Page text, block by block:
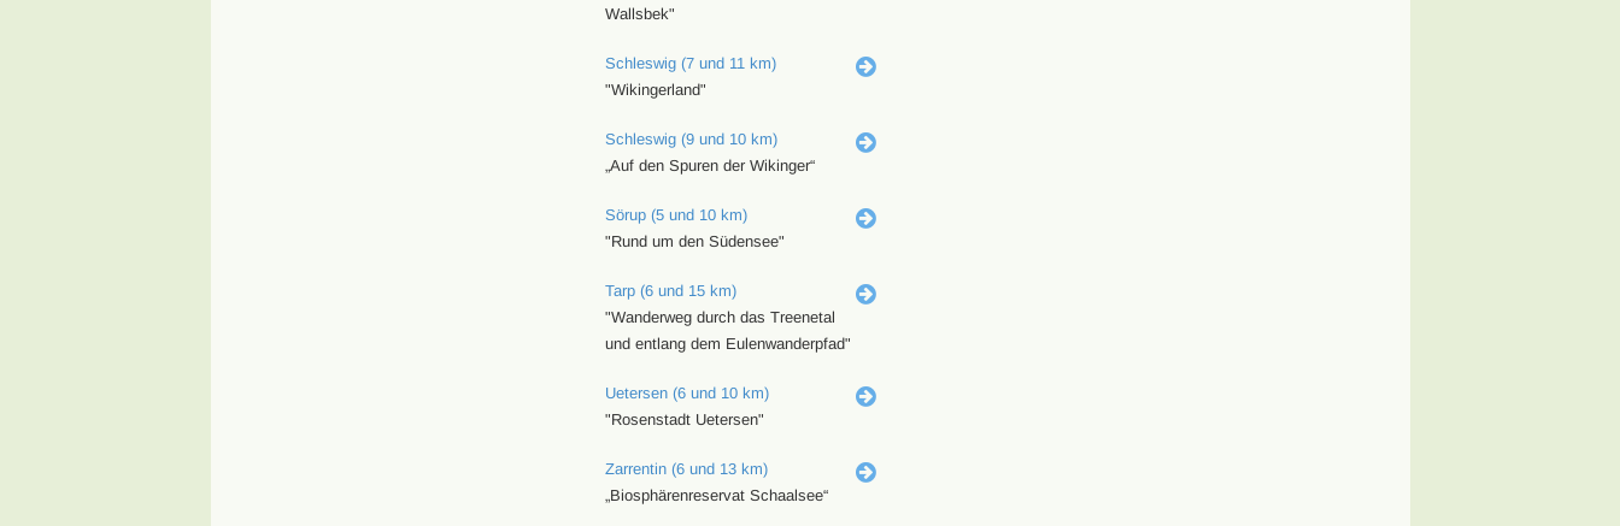
Wallsbek"
Schleswig (7 und 11 km)
"Wikingerland"
Schleswig (9 und 10 km)
„Auf den Spuren der Wikinger“
Sörup (5 und 10 km)
"Rund um den Südensee"
Tarp (6 und 15 km)
"Wanderweg durch das Treenetal
und entlang dem Eulenwanderpfad"
Uetersen (6 und 10 km)
"Rosenstadt Uetersen"
Zarrentin (6 und 13 km)
„Biosphärenreservat Schaalsee“